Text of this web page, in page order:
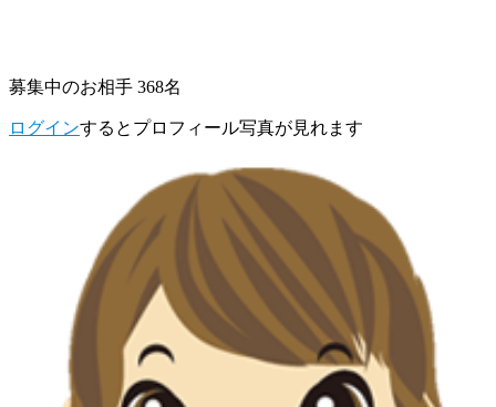
募集中のお相手 368名
ログインするとプロフィール写真が見れます